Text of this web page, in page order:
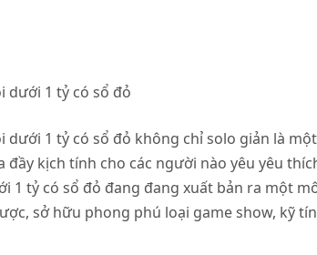
dưới 1 tỷ có sổ đỏ
dưới 1 tỷ có sổ đỏ không chỉ solo giản là
đầy kịch tính cho các người nào yêu yêu
1 tỷ có sổ đỏ đang đang xuất bản ra một
sở hữu phong phú loại game show, kỹ